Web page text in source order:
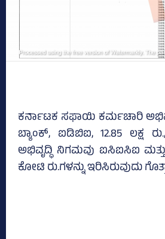
ಕರ್ನಾಟಕ ಸಫಾಯಿ ಕರ್ಮಚಾರಿ
ಬ್ಯಾಂಕ್‌, ಐಡಿಬಿಐ, 12.85 ಲಕ್ಷ
ಅಭಿವೃದ್ಧಿ ನಿಗಮವು ಐಸಿಐಸಿಐ
ಕೋಟಿ ರು.ಗಳನ್ನು ಇರಿಸಿರುವುದು